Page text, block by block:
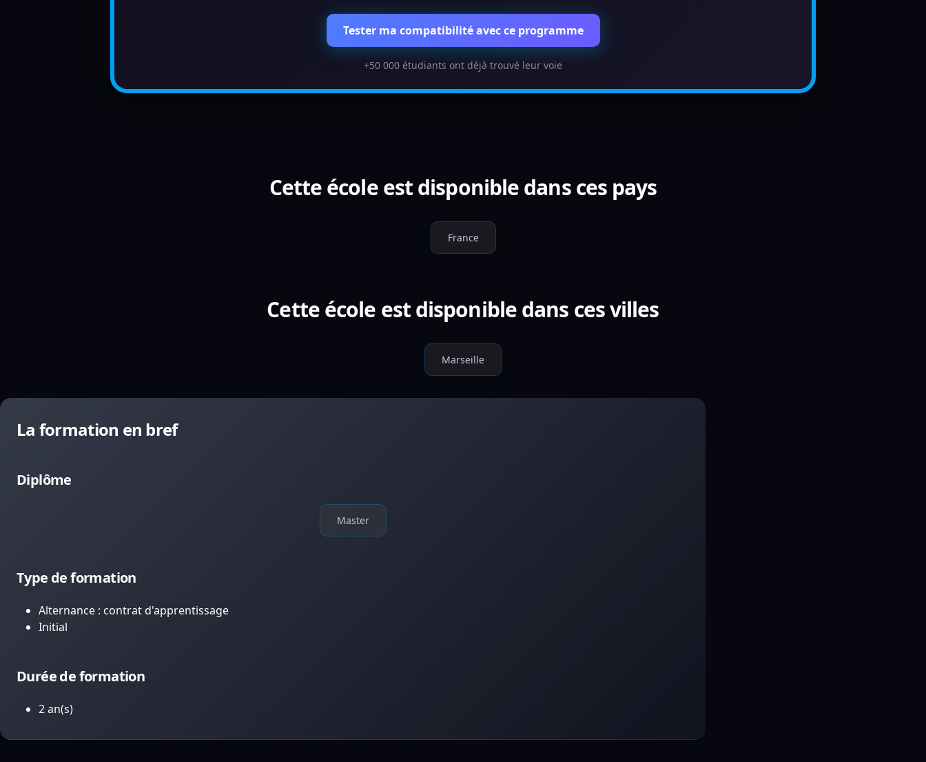
Tester ma compatibilité avec ce programme
+50 000 étudiants ont déjà trouvé leur voie
Cette école est disponible dans ces pays
France
Cette école est disponible dans ces villes
Marseille
La formation en bref
Diplôme
Master
Type de formation
Alternance : contrat d'apprentissage
Initial
Durée de formation
2 an(s)